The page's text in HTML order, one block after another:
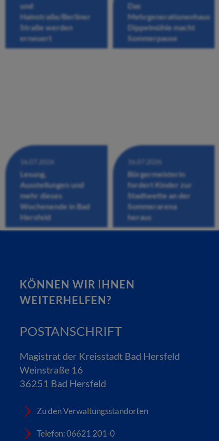
und
Hainstraße/Berliner
Straße werden
erneuert
Das
Mehrgenerationenhaus
Dippelmühle macht
Sommerpause
16.07.2026
Lesung,
Ausstellungen und
mehr dieses
Wochenende in Bad
Hersfeld
16.07.2026
Bürgermeisterin
fordert Kinder zur
Stadtwette an der
Sommerarena
heraus
KÖNNEN WIR IHNEN
WEITERHELFEN?
POSTANSCHRIFT
Magistrat der Kreisstadt Bad Hersfeld
Weinstraße 16
36251 Bad Hersfeld
Zu den Verwaltungsstandorten
Telefon: 06621 201-0